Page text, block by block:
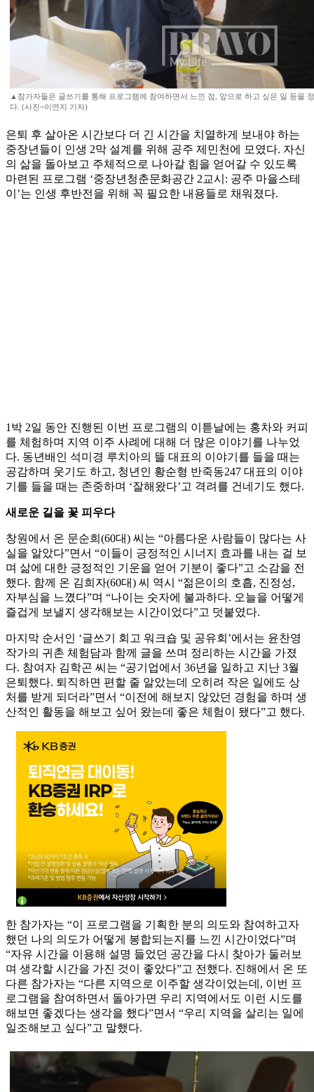
▲참가자들은 글쓰기를 통해 프로그램에 참여하면서 느낀 점, 앞으로 하고 싶은 일 등을
다. (사진=이연지 기자)
은퇴 후 살아온 시간보다 더 긴 시간을 치열하게 보내야 하는
중장년들이 인생 2막 설계를 위해 공주 제민천에 모였다. 자신
의 삶을 돌아보고 주체적으로 나아갈 힘을 얻어갈 수 있도록
마련된 프로그램 ‘중장년청춘문화공간 2교시: 공주 마을스테
이’는 인생 후반전을 위해 꼭 필요한 내용들로 채워졌다.
1박 2일 동안 진행된 이번 프로그램의 이튿날에는 홍차와 커피
를 체험하며 지역 이주 사례에 대해 더 많은 이야기를 나누었
다. 동년배인 석미경 루치아의 뜰 대표의 이야기를 들을 때는
공감하며 웃기도 하고, 청년인 황순형 반죽동247 대표의 이야
기를 들을 때는 존중하며 ‘잘해왔다’고 격려를 건네기도 했다.
새로운 길을 꽃 피우다
창원에서 온 문순희(60대) 씨는 “아름다운 사람들이 많다는 사
실을 알았다”면서 “이들이 긍정적인 시너지 효과를 내는 걸 보
며 삶에 대한 긍정적인 기운을 얻어 기분이 좋다”고 소감을 전
했다. 함께 온 김희자(60대) 씨 역시 “젊은이의 호흡, 진정성,
자부심을 느꼈다”며 “나이는 숫자에 불과하다. 오늘을 어떻게
즐겁게 보낼지 생각해보는 시간이었다”고 덧붙였다.
마지막 순서인 ‘글쓰기 회고 워크숍 및 공유회’에서는 윤찬영
작가의 귀촌 체험담과 함께 글을 쓰며 정리하는 시간을 가졌
다. 참여자 김학곤 씨는 “공기업에서 36년을 일하고 지난 3월
은퇴했다. 퇴직하면 편할 줄 알았는데 오히려 작은 일에도 상
처를 받게 되더라”면서 “이전에 해보지 않았던 경험을 하며 생
산적인 활동을 해보고 싶어 왔는데 좋은 체험이 됐다”고 했다.
한 참가자는 “이 프로그램을 기획한 분의 의도와 참여하고자
했던 나의 의도가 어떻게 봉합되는지를 느낀 시간이었다”며
“자유 시간을 이용해 설명 들었던 공간을 다시 찾아가 둘러보
며 생각할 시간을 가진 것이 좋았다”고 전했다. 진해에서 온 또
다른 참가자는 “다른 지역으로 이주할 생각이었는데, 이번 프
로그램을 참여하면서 돌아가면 우리 지역에서도 이런 시도를
해보면 좋겠다는 생각을 했다”면서 “우리 지역을 살리는 일에
일조해보고 싶다”고 말했다.